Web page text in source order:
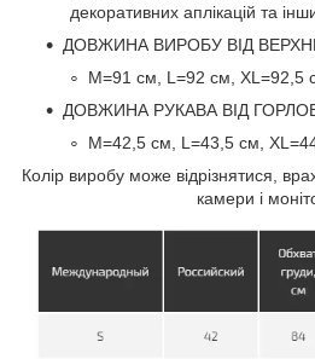
декоративних аплікацій та
ДОВЖИНА ВИРОБУ ВІД
M=91 см, L=92 см, XL=92,5
ДОВЖИНА РУКАВА ВІД
M=42,5 см, L=43,5 см,
Колір виробу може відрізнятися,
камери і